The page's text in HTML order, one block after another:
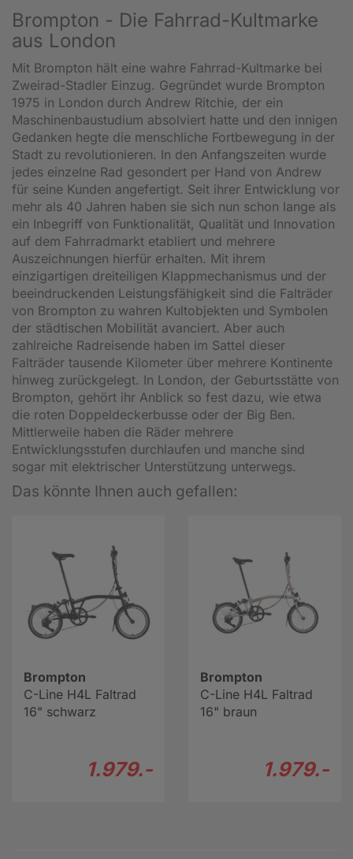
Brompton - Die Fahrrad-Kultmarke
aus London
Mit Brompton hält eine wahre Fahrrad-Kultmarke bei
Zweirad-Stadler Einzug. Gegründet wurde Brompton
1975 in London durch Andrew Ritchie, der ein
Maschinenbaustudium absolviert hatte und den innigen
Gedanken hegte die menschliche Fortbewegung in der
Stadt zu revolutionieren. In den Anfangszeiten wurde
jedes einzelne Rad gesondert per Hand von Andrew
für seine Kunden angefertigt. Seit ihrer Entwicklung vor
mehr als 40 Jahren haben sie sich nun schon lange als
ein Inbegriff von Funktionalität, Qualität und Innovation
auf dem Fahrradmarkt etabliert und mehrere
Auszeichnungen hierfür erhalten. Mit ihrem
einzigartigen dreiteiligen Klappmechanismus und der
beeindruckenden Leistungsfähigkeit sind die Falträder
von Brompton zu wahren Kultobjekten und Symbolen
der städtischen Mobilität avanciert. Aber auch
zahlreiche Radreisende haben im Sattel dieser
Falträder tausende Kilometer über mehrere Kontinente
hinweg zurückgelegt. In London, der Geburtsstätte von
Brompton, gehört ihr Anblick so fest dazu, wie etwa
die roten Doppeldeckerbusse oder der Big Ben.
Mittlerweile haben die Räder mehrere
Entwicklungsstufen durchlaufen und manche sind
sogar mit elektrischer Unterstützung unterwegs.
Das könnte Ihnen auch gefallen:
Brompton
C-Line H4L Faltrad
16" schwarz
1.979.-
Brompton
C-Line H4L Faltrad
16" braun
1.979.-